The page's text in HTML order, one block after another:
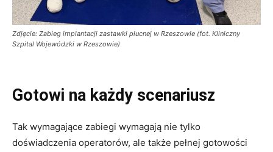
Zdjęcie: Zabieg implantacji zastawki płucnej w Rzeszowie (fot. Kliniczny
Szpital Wojewódzki w Rzeszowie)
Gotowi na każdy scenariusz
Tak wymagające zabiegi wymagają nie tylko
doświadczenia operatorów, ale także pełnej gotowości